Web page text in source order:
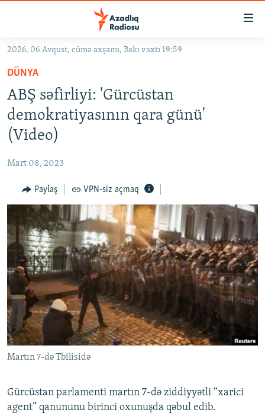
Əsas
qayıt
Əsas
naviqasiyaya
qayıt
Axtarışa
KORRUPSIOMETR
#ƏSLINDƏ
QANUNI DOĞRU
ARAŞDIRMA
MULTIMEDIA
VIDEO
FOTOQALEREYA
İNFOQRAFIKA
KARIKATURA
RADIO ARXIV
OXU ZALI
AZƏRBAYCAN ƏDƏBIYYATI KITABXANASI
İSLAM VƏ DEMOKRATIYA
İZ - MƏDƏNIYYƏT PROQRAMI
HAQQIMIZDA
MISSIYAMIZ
PEŞƏ ETIKASI VƏ JURNALISTIKA STANDARTLARIMIZ
MATERIALLARIMIZDAN ISTIFADƏ
AZADLIQRADIOSU MOBIL TELEFONUNUZDA
BIZIMLƏ ƏLAQƏ
BIZI IZLƏ
RFE/RL-in bütün saytları
2026, 06 Avqust, cümə axşamı, Bakı vaxtı 19:59
DÜNYA
ABŞ səfirliyi: 'Gürcüstan
demokratiyasının qara günü'
(Video)
Mart 08, 2023
Paylaş VPN-siz açmaq
Martın 7-də Tbilisidə
Gürcüstan parlamenti martın 7-də ziddiyyətli “xarici
agent” qanununu birinci oxunuşda qəbul edib.